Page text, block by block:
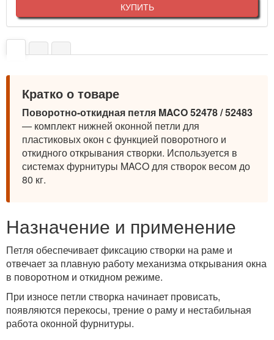
КУПИТЬ
Кратко о товаре
Поворотно-откидная петля MACO 52478 / 52483
— комплект нижней оконной петли для
пластиковых окон с функцией поворотного и
откидного открывания створки. Используется в
системах фурнитуры MACO для створок весом до
80 кг.
Назначение и применение
Петля обеспечивает фиксацию створки на раме и
отвечает за плавную работу механизма открывания окна
в поворотном и откидном режиме.
При износе петли створка начинает провисать,
появляются перекосы, трение о раму и нестабильная
работа оконной фурнитуры.